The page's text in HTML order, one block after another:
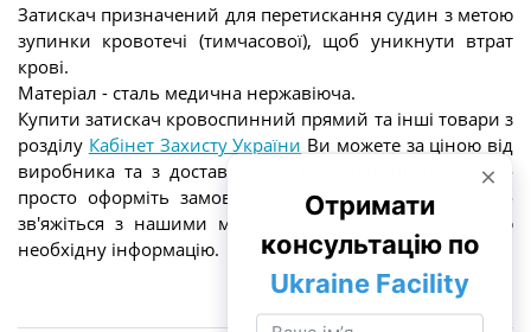
Затискач призначений для перетискання судин з метою
зупинки кровотечі (тимчасової), щоб уникнути втрат
крові.
Матеріал - сталь медична нержавіюча.
Купити затискач кровоспинний прямий та інші товари з
розділу Кабінет Захисту України Ви можете за ціною від
виробника та з доставкою по всій Україні. Для цього
просто оформіть замовлення через кошик сайту або
зв'яжіться з нашими менеджерами, які нададуть всю
необхідну інформацію.